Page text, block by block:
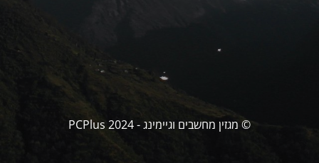
© מגזין מחשבים וגיימינג - PCPlus 2024